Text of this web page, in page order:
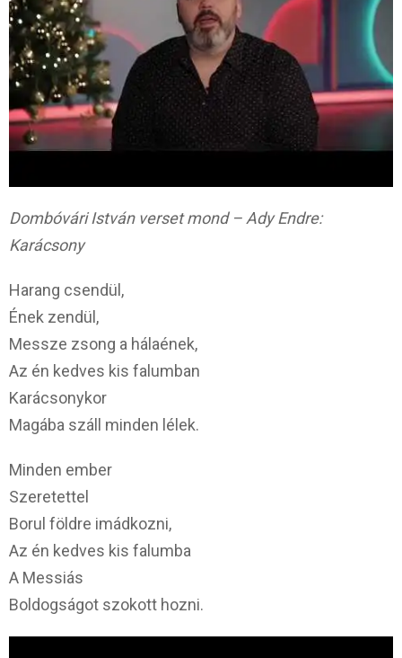
Dombóvári István verset mond – Ady Endre:
Karácsony
Harang csendül,
Ének zendül,
Messze zsong a hálaének,
Az én kedves kis falumban
Karácsonykor
Magába száll minden lélek.
Minden ember
Szeretettel
Borul földre imádkozni,
Az én kedves kis falumba
A Messiás
Boldogságot szokott hozni.